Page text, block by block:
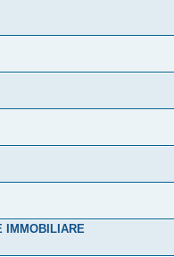
IMMOBILIARE